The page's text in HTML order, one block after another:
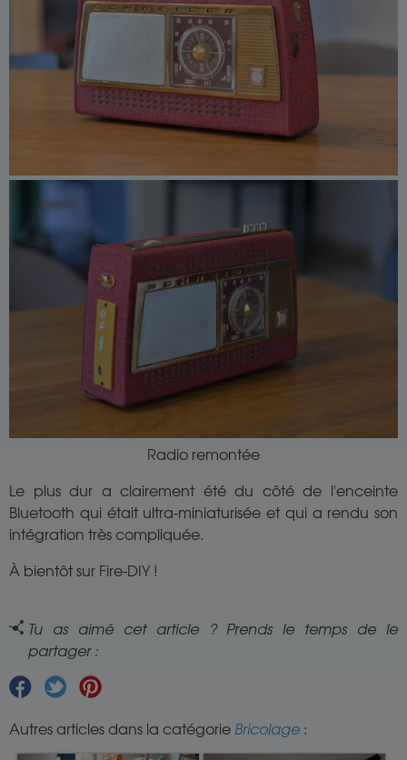
Radio remontée
Le plus dur a clairement été du côté de l'enceinte
Bluetooth qui était ultra-miniaturisée et qui a rendu son
intégration très compliquée.
À bientôt sur Fire-DIY !
Tu as aimé cet article ? Prends le temps de le
partager :
Autres articles dans la catégorie Bricolage :